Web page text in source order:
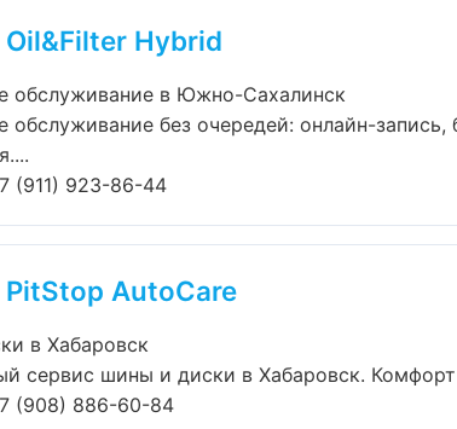
Oil&Filter Hybrid
обслуживание в Южно-Сахалинск
обслуживание без очередей: онлайн-
(911) 923-86-44
PitStop AutoCare
в Хабаровск
сервис шины и диски в Хабаровск.
(908) 886-60-84